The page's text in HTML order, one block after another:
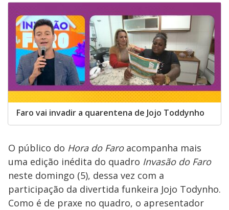
Faro vai invadir a quarentena de Jojo Toddynho
O público do Hora do Faroacompanha mais
uma edição inédita do quadro Invasão do Faro
neste domingo (5), dessa vez com a
participação da divertida funkeira Jojo Todynho.
Como é de praxe no quadro, o apresentador